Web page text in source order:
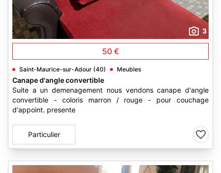
3
50 €
Saint-Maurice-sur-Adour (40) Meubles
Canape d'angle convertible
Suite a un demenagement nous vendons canape d'angle
convertible - coloris marron / rouge - pour couchage
d'appoint. presente
Particulier